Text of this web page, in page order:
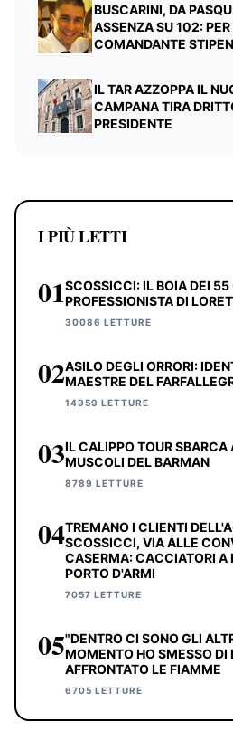
BUSCARINI, DA
ASSENZA SU 102: PER
COMANDANTE
IL TAR AZZOPPA IL
CAMPANA TIRA
PRESIDENTE
I PIÙ LETTI
01SCOSSICCI: IL BOIA DEI 55
PROFESSIONISTA DI
30086 LETTURE
02ASILO DEGLI ORRORI:
MAESTRE DEL
14959 LETTURE
03IL CALIPPO TOUR SBARCA
MUSCOLI DEL BARMAN
8789 LETTURE
04TREMANO I CLIENTI
SCOSSICCI, VIA ALLE
CASERMA: CACCIATORI A
PORTO D'ARMI
7057 LETTURE
05"DENTRO CI SONO GLI
MOMENTO HO SMESSO DI
AFFRONTATO LE FIAMME
6705 LETTURE